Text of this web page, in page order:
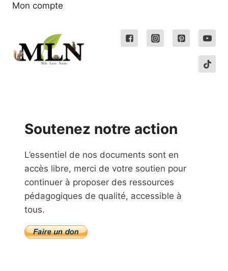
Mon compte
Soutenez notre action
L’essentiel de nos documents sont en
accès libre, merci de votre soutien pour
continuer à proposer des ressources
pédagogiques de qualité, accessible à
tous.